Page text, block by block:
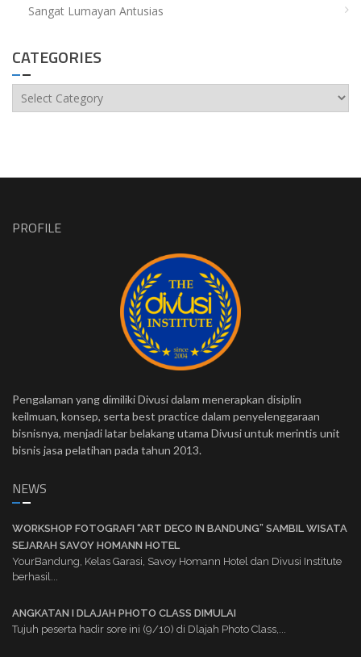
Sangat Lumayan Antusias
CATEGORIES
Categories
PROFILE
Pengalaman yang dimiliki Divusi dalam menerapkan disiplin
keilmuan, konsep, serta best practice dalam penyelenggaraan
bisnisnya, menjadi latar belakang utama Divusi untuk merintis unit
bisnis jasa pelatihan pada tahun 2013.
NEWS
WORKSHOP FOTOGRAFI “ART DECO IN BANDUNG” SAMBIL WISATA
SEJARAH SAVOY HOMANN HOTEL
YourBandung, Kelas Garasi, Savoy Homann Hotel dan Divusi Institute
berhasil...
ANGKATAN I DLAJAH PHOTO CLASS DIMULAI
Tujuh peserta hadir sore ini (9/10) di Dlajah Photo Class,...